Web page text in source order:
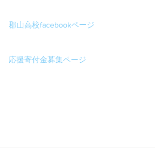
郡山高校facebookページ
応援寄付金募集ページ